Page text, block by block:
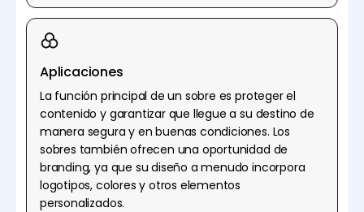
Aplicaciones
La función principal de un sobre es proteger el
contenido y garantizar que llegue a su destino de
manera segura y en buenas condiciones. Los
sobres también ofrecen una oportunidad de
branding, ya que su diseño a menudo incorpora
logotipos, colores y otros elementos
personalizados.